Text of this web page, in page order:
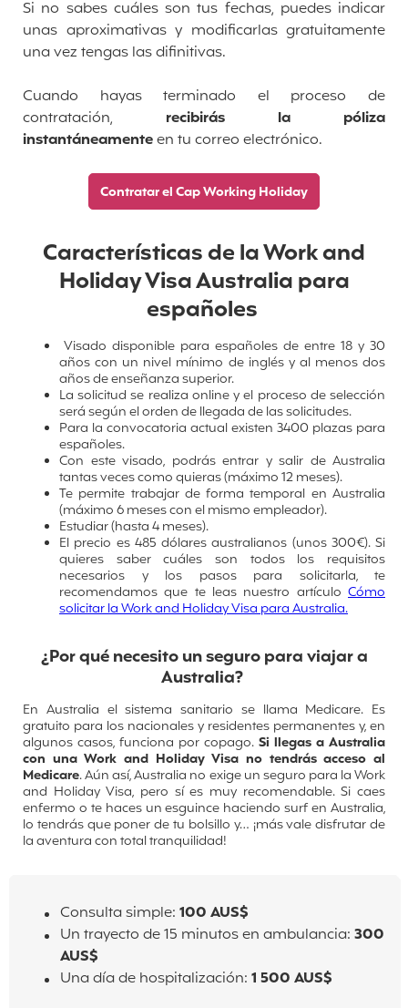
Si no sabes cuáles son tus fechas, puedes indicar
unas aproximativas y modificarlas gratuitamente
una vez tengas las difinitivas.
Cuando hayas terminado el proceso de
contratación, recibirás la póliza
instantáneamenteen tu correo electrónico.
Contratar el Cap Working Holiday
Características de la Work and
Holiday Visa Australia para
españoles
Visado disponible para españoles de entre 18 y 30
años con un nivel mínimo de inglés y al menos dos
años de enseñanza superior.
La solicitud se realiza online y el proceso de selección
será según el orden de llegada de las solicitudes.
Para la convocatoria actual existen 3400 plazas para
españoles.
Con este visado, podrás entrar y salir de Australia
tantas veces como quieras (máximo 12 meses).
Te permite trabajar de forma temporal en Australia
(máximo 6 meses con el mismo empleador).
Estudiar (hasta 4 meses).
El precio es 485 dólares australianos (unos 300€). Si
quieres saber cuáles son todos los requisitos
necesarios y los pasos para solicitarla, te
recomendamos que te leas nuestro artículo Cómo
solicitar la Work and Holiday Visa para Australia.
¿Por qué necesito un seguro para viajar a
Australia?
En Australia el sistema sanitario se llama Medicare. Es
gratuito para los nacionales y residentes permanentes y, en
algunos casos, funciona por copago. Si llegas a Australia
con una Work and Holiday Visa no tendrás acceso al
Medicare. Aún así, Australia no exige un seguro para la Work
and Holiday Visa, pero sí es muy recomendable. Si caes
enfermo o te haces un esguince haciendo surf en Australia,
lo tendrás que poner de tu bolsillo y… ¡más vale disfrutar de
la aventura con total tranquilidad!
Consulta simple: 100 AUS$
Un trayecto de 15 minutos en ambulancia: 300
AUS$
Una día de hospitalización: 1 500 AUS$